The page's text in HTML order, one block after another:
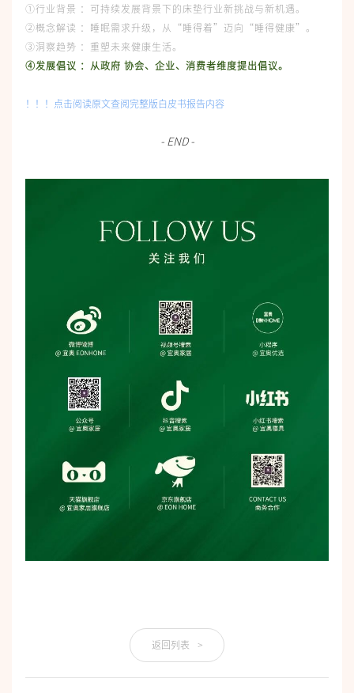
①行业背景 ： 可持续发展背景下的床垫行业新挑战与新机遇。
②概念解读 ： 睡眠需求升级，从“睡得着”迈向“睡得健康”。
③洞察趋势 ： 重塑未来健康生活。
④发展倡议 ： 从政府 协会、企业、消费者维度提出倡议。
！！！点击阅读原文查阅完整版白皮书报告内容
- END -
返回列表 >